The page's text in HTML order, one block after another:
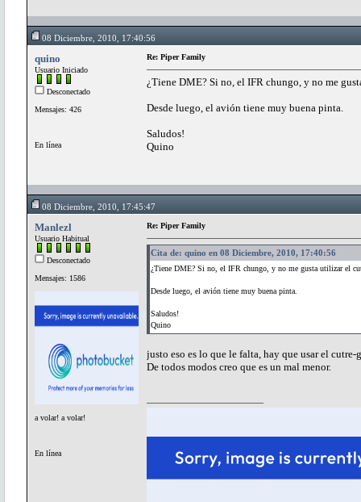
08 Diciembre, 2010, 17:40:56
quino
Usuario Iniciado
Desconectado
Mensajes: 426
En línea
Re: Piper Family
¿Tiene DME? Si no, el IFR chungo, y no me
Desde luego, el avión tiene muy buena pinta.
Saludos!
Quino
08 Diciembre, 2010, 17:45:47
Manlezl
Usuario Habitual
Desconectado
Mensajes: 1586
a volar! a volar!
En línea
Re: Piper Family
Cita de: quino en 08 Diciembre, 2010, 17:40:56
¿Tiene DME? Si no, el IFR chungo, y no me gusta utilizar el
Desde luego, el avión tiene muy buena pinta.
Saludos!
Quino
justo eso es lo que le falta, hay que usar el cutre-
De todos modos creo que es un mal menor.